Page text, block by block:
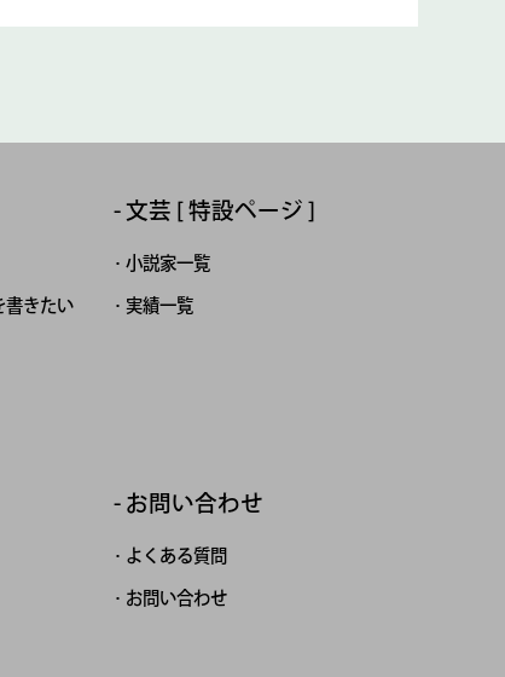
書きたい
文芸 [ 特設ページ ]
小説家一覧
実績一覧
お問い合わせ
よくある質問
お問い合わせ